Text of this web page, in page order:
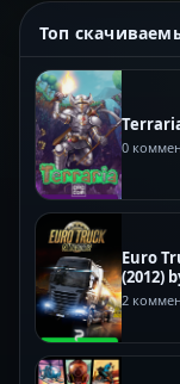
Топ
0
Euro
(2012)
2